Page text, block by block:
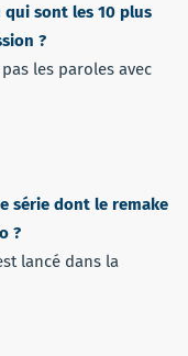
qui sont les 10 plus
?
les paroles avec
série dont le remake
?
lancé dans la